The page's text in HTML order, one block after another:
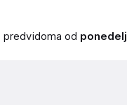
predvidoma od